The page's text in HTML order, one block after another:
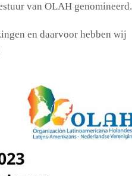
van OLAH genomineerd.
en daarvoor hebben wij